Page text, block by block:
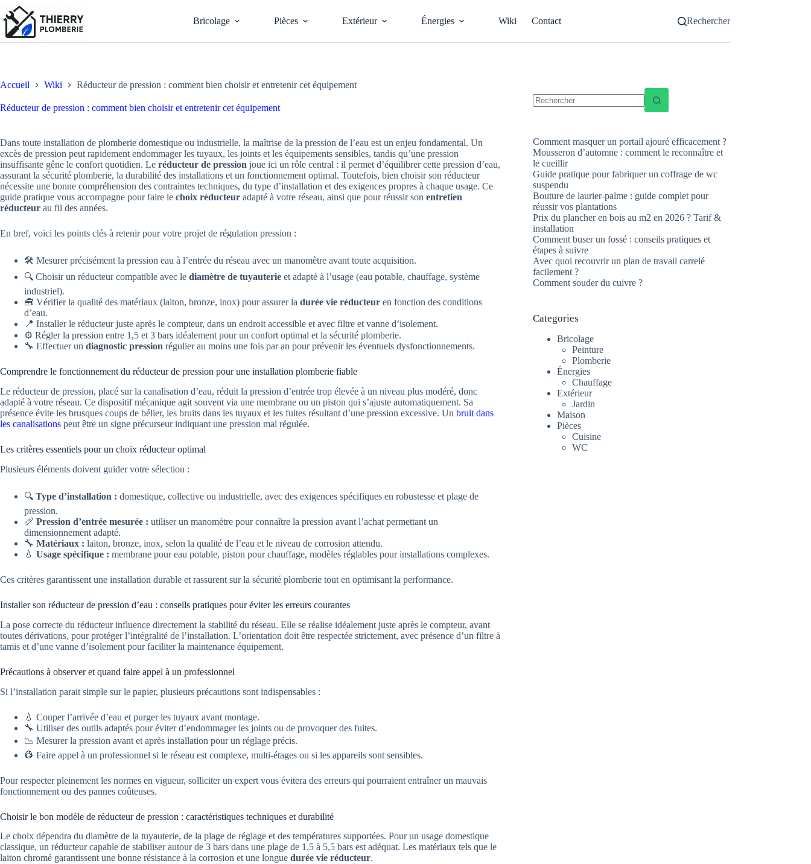
Passer
au
contenu
Bricolage Pièces Extérieur Énergies Wiki Contact Rechercher
Accueil Wiki Réducteur de pression : comment bien choisir et entretenir cet équipement
Réducteur de pression : comment bien choisir et entretenir cet équipement
Dans toute installation de plomberie domestique ou industrielle, la maîtrise de la pression de l’eau est un enjeu fondamental. Un
excès de pression peut rapidement endommager les tuyaux, les joints et les équipements sensibles, tandis qu’une pression
insuffisante gêne le confort quotidien. Le réducteur de pression joue ici un rôle central : il permet d’équilibrer cette pression d’eau,
assurant la sécurité plomberie, la durabilité des installations et un fonctionnement optimal. Toutefois, bien choisir son réducteur
nécessite une bonne compréhension des contraintes techniques, du type d’installation et des exigences propres à chaque usage. Ce
guide pratique vous accompagne pour faire le choix réducteur adapté à votre réseau, ainsi que pour réussir son entretien
réducteur au fil des années.
En bref, voici les points clés à retenir pour votre projet de régulation pression :
🛠️ Mesurer précisément la pression eau à l’entrée du réseau avec un manomètre avant toute acquisition.
🔍 Choisir un réducteur compatible avec le diamètre de tuyauterie et adapté à l’usage (eau potable, chauffage, système
industriel).
🧰 Vérifier la qualité des matériaux (laiton, bronze, inox) pour assurer la durée vie réducteur en fonction des conditions
d’eau.
📍 Installer le réducteur juste après le compteur, dans un endroit accessible et avec filtre et vanne d’isolement.
⚙️ Régler la pression entre 1,5 et 3 bars idéalement pour un confort optimal et la sécurité plomberie.
🔧 Effectuer un diagnostic pression régulier au moins une fois par an pour prévenir les éventuels dysfonctionnements.
Comprendre le fonctionnement du réducteur de pression pour une installation plomberie fiable
Le réducteur de pression, placé sur la canalisation d’eau, réduit la pression d’entrée trop élevée à un niveau plus modéré, donc
adapté à votre réseau. Ce dispositif mécanique agit souvent via une membrane ou un piston qui s’ajuste automatiquement. Sa
présence évite les brusques coups de bélier, les bruits dans les tuyaux et les fuites résultant d’une pression excessive. Un bruit dans
les canalisations peut être un signe précurseur indiquant une pression mal régulée.
Les critères essentiels pour un choix réducteur optimal
Plusieurs éléments doivent guider votre sélection :
🔍 Type d’installation : domestique, collective ou industrielle, avec des exigences spécifiques en robustesse et plage de
pression.
📏 Pression d’entrée mesurée : utiliser un manomètre pour connaître la pression avant l’achat permettant un
dimensionnement adapté.
🔧 Matériaux : laiton, bronze, inox, selon la qualité de l’eau et le niveau de corrosion attendu.
💧 Usage spécifique : membrane pour eau potable, piston pour chauffage, modèles réglables pour installations complexes.
Ces critères garantissent une installation durable et rassurent sur la sécurité plomberie tout en optimisant la performance.
Installer son réducteur de pression d’eau : conseils pratiques pour éviter les erreurs courantes
La pose correcte du réducteur influence directement la stabilité du réseau. Elle se réalise idéalement juste après le compteur, avant
toutes dérivations, pour protéger l’intégralité de l’installation. L’orientation doit être respectée strictement, avec présence d’un filtre à
tamis et d’une vanne d’isolement pour faciliter la maintenance équipement.
Précautions à observer et quand faire appel à un professionnel
Si l’installation parait simple sur le papier, plusieurs précautions sont indispensables :
💧 Couper l’arrivée d’eau et purger les tuyaux avant montage.
🔧 Utiliser des outils adaptés pour éviter d’endommager les joints ou de provoquer des fuites.
📉 Mesurer la pression avant et après installation pour un réglage précis.
👷 Faire appel à un professionnel si le réseau est complexe, multi-étages ou si les appareils sont sensibles.
Pour respecter pleinement les normes en vigueur, solliciter un expert vous évitera des erreurs qui pourraient entraîner un mauvais
fonctionnement ou des pannes coûteuses.
Choisir le bon modèle de réducteur de pression : caractéristiques techniques et durabilité
Le choix dépendra du diamètre de la tuyauterie, de la plage de réglage et des températures supportées. Pour un usage domestique
classique, un réducteur capable de stabiliser autour de 3 bars dans une plage de 1,5 à 5,5 bars est adéquat. Les matériaux tels que le
laiton chromé garantissent une bonne résistance à la corrosion et une longue durée vie réducteur.
Comment masquer un portail ajouré efficacement ?
Mousseron d’automne : comment le reconnaître et
le cueillir
Guide pratique pour fabriquer un coffrage de wc
suspendu
Bouture de laurier-palme : guide complet pour
réussir vos plantations
Prix du plancher en bois au m2 en 2026 ? Tarif &
installation
Comment buser un fossé : conseils pratiques et
étapes à suivre
Avec quoi recouvrir un plan de travail carrelé
facilement ?
Comment souder du cuivre ?
Categories
Bricolage
Peinture
Plomberie
Énergies
Chauffage
Extérieur
Jardin
Maison
Pièces
Cuisine
WC